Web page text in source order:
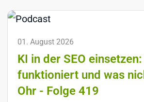
01. August 2026
KI in der SEO
funktioniert und was
Ohr - Folge 419